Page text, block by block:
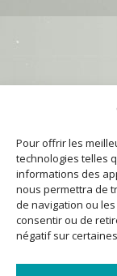
Pour offrir les
technologies telles
informations des
nous permettra de
de navigation ou
consentir ou de
négatif sur